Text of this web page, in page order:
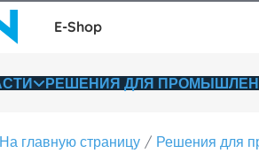
E-Shop
РЕШЕНИЯ ДЛЯ
На главную страницу Решения для